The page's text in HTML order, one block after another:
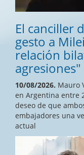
El canciller
gesto a
relación
agresiones"
10/08/2026. Mauro
en Argentina entre
deseo de que
embajadores una
actual